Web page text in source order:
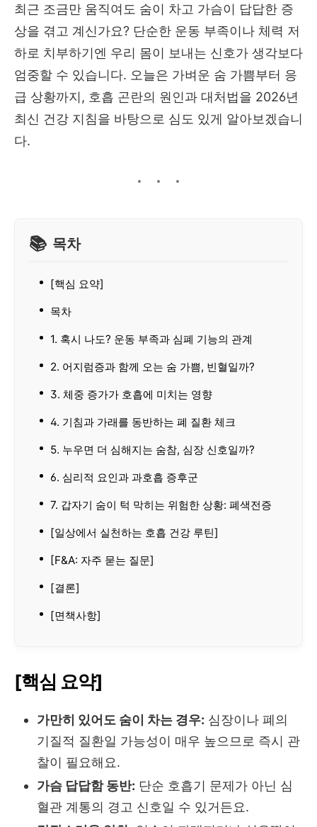
최근 조금만 움직여도 숨이 차고 가슴이 답답한 증
상을 겪고 계신가요? 단순한 운동 부족이나 체력 저
하로 치부하기엔 우리 몸이 보내는 신호가 생각보다
엄중할 수 있습니다. 오늘은 가벼운 숨 가쁨부터 응
급 상황까지, 호흡 곤란의 원인과 대처법을 2026년
최신 건강 지침을 바탕으로 심도 있게 알아보겠습니
다.
목차
[핵심 요약]
목차
1. 혹시 나도? 운동 부족과 심폐 기능의 관계
2. 어지럼증과 함께 오는 숨 가쁨, 빈혈일까?
3. 체중 증가가 호흡에 미치는 영향
4. 기침과 가래를 동반하는 폐 질환 체크
5. 누우면 더 심해지는 숨참, 심장 신호일까?
6. 심리적 요인과 과호흡 증후군
7. 갑자기 숨이 턱 막히는 위험한 상황: 폐색전증
[일상에서 실천하는 호흡 건강 루틴]
[F&A: 자주 묻는 질문]
[결론]
[면책사항]
[핵심 요약]
가만히 있어도 숨이 차는 경우: 심장이나 폐의
기질적 질환일 가능성이 매우 높으므로 즉시 관
찰이 필요해요.
가슴 답답함 동반: 단순 호흡기 문제가 아닌 심
혈관 계통의 경고 신호일 수 있거든요.